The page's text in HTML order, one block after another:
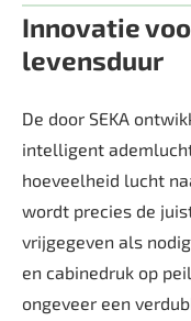
Innovatie
levensduur
De door SEKA
intelligent
hoeveelheid lucht
wordt precies de
vrijgegeven als
en cabinedruk op
ongeveer een